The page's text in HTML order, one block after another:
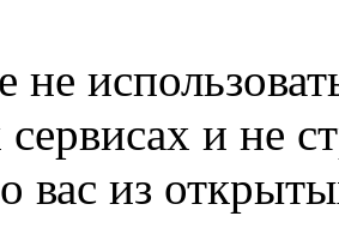
не
и не
вас из